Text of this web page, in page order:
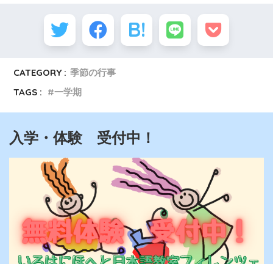
CATEGORY : 季節の行事
TAGS :
一学期
入学・体験 受付中！